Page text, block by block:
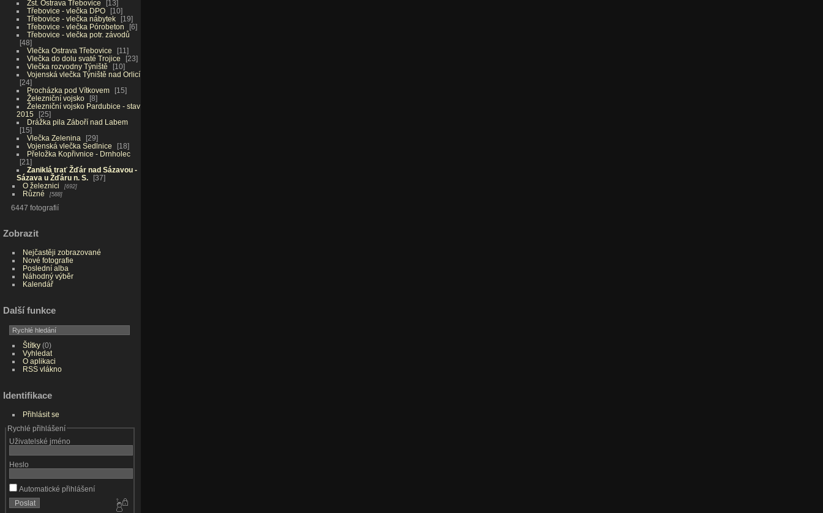
Žst. Ostrava Třebovice
13
Třebovice - vlečka DPO
10
Třebovice - vlečka nábytek
19
Třebovice - vlečka Pórobeton
6
Třebovice - vlečka potr. závodů
48
Vlečka Ostrava Třebovice
11
Vlečka do dolu svaté Trojice
23
Vlečka rozvodny Týniště
10
Vojenská vlečka Týniště nad Orlicí
24
Procházka pod Vítkovem
15
Železniční vojsko
8
Železniční vojsko Pardubice - stav
2015
25
Drážka pila Záboří nad Labem
15
Vlečka Zelenina
29
Vojenská vlečka Sedlnice
18
Přeložka Kopřivnice - Drnholec
21
Zaniklá trať Žďár nad Sázavou -
Sázava u Žďáru n. S.
37
O železnici
692
Různé 588
6447 fotografií
Zobrazit
Nejčastěji zobrazované
Nové fotografie
Poslední alba
Náhodný výběr
Kalendář
Další funkce
Štítky(0)
Vyhledat
O aplikaci
RSS vlákno
Identifikace
Přihlásit se
Rychlé přihlášení
Uživatelské jméno
Heslo
Automatické přihlášení